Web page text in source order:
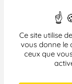
Ce site utilise
vous donne le
ceux que